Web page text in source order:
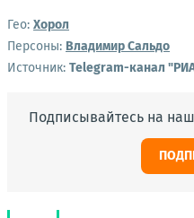
Гео: Хорол
Персоны: Владимир Сальдо
Источник: Telegram-канал
Подписывайтесь на